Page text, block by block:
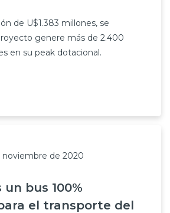
de U$1.383 millones, se
genere más de 2.400
en su peak dotacional.
noviembre de 2020
un bus 100%
el transporte del